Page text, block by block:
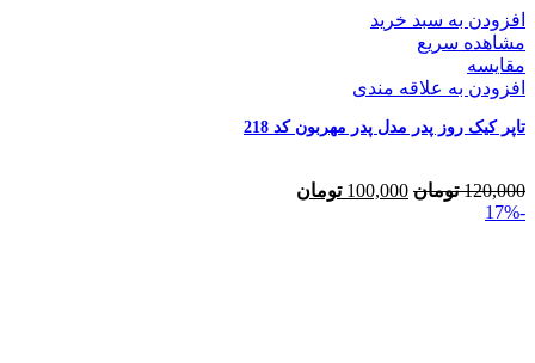
افزودن به سبد خرید
مشاهده سریع
مقایسه
افزودن به علاقه مندی
تاپر کیک روز پدر مدل پدر مهربون کد 218
120,000 تومان 100,000 تومان
-17%